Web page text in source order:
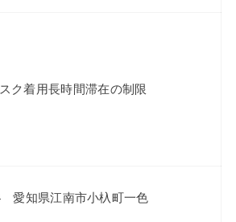
ク着用長時間滞在の制限
愛知県江南市小杁町一色